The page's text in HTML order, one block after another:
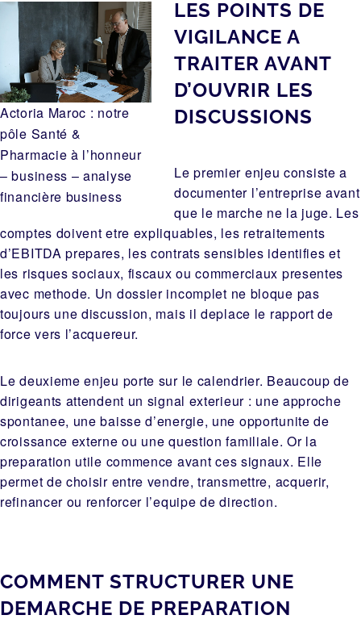
Actoria Maroc : notre
pôle Santé &
Pharmacie à l’honneur
– business – analyse
financière business
LES POINTS DE
VIGILANCE A
TRAITER AVANT
D’OUVRIR LES
DISCUSSIONS
Le premier enjeu consiste a
documenter l’entreprise avant
que le marche ne la juge. Les
comptes doivent etre expliquables, les retraitements
d’EBITDA prepares, les contrats sensibles identifies et
les risques sociaux, fiscaux ou commerciaux presentes
avec methode. Un dossier incomplet ne bloque pas
toujours une discussion, mais il deplace le rapport de
force vers l’acquereur.
Le deuxieme enjeu porte sur le calendrier. Beaucoup de
dirigeants attendent un signal exterieur : une approche
spontanee, une baisse d’energie, une opportunite de
croissance externe ou une question familiale. Or la
preparation utile commence avant ces signaux. Elle
permet de choisir entre vendre, transmettre, acquerir,
refinancer ou renforcer l’equipe de direction.
COMMENT STRUCTURER UNE
DEMARCHE DE PREPARATION